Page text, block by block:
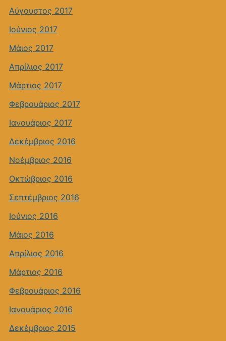
Αύγουστος 2017
Ιούνιος 2017
Μάιος 2017
Απρίλιος 2017
Μάρτιος 2017
Φεβρουάριος 2017
Ιανουάριος 2017
Δεκέμβριος 2016
Νοέμβριος 2016
Οκτώβριος 2016
Σεπτέμβριος 2016
Ιούνιος 2016
Μάιος 2016
Απρίλιος 2016
Μάρτιος 2016
Φεβρουάριος 2016
Ιανουάριος 2016
Δεκέμβριος 2015